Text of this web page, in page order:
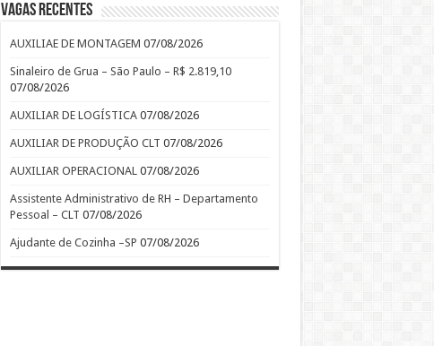
Vagas recentes
AUXILIAE DE MONTAGEM 07/08/2026
Sinaleiro de Grua – São Paulo – R$ 2.819,10
07/08/2026
AUXILIAR DE LOGÍSTICA 07/08/2026
AUXILIAR DE PRODUÇÃO CLT 07/08/2026
AUXILIAR OPERACIONAL 07/08/2026
Assistente Administrativo de RH – Departamento
Pessoal – CLT 07/08/2026
Ajudante de Cozinha –SP 07/08/2026